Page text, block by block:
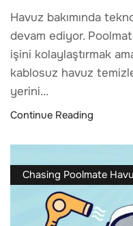
Havuz bakımında
devam ediyor.
işini kolaylaştırmak
kablosuz havuz
yerini...
Continue Reading
Chasing Poolmate